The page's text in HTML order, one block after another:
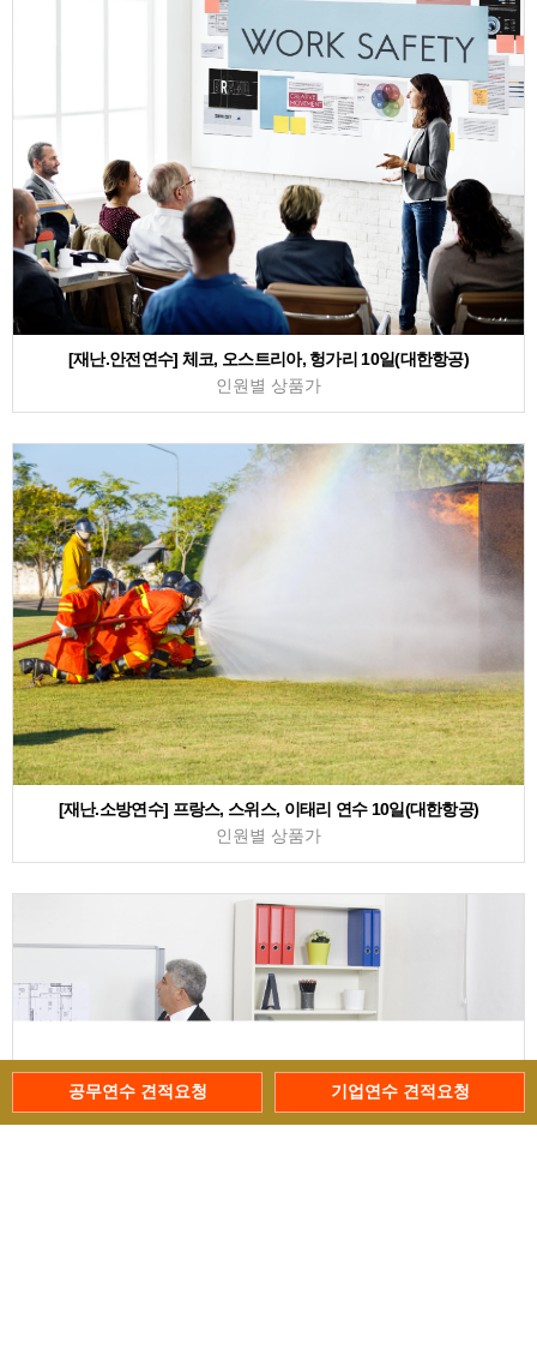
[재난.안전연수] 체코, 오스트리아, 헝가리 10일(대한항공)
인원별 상품가
[재난.소방연수] 프랑스, 스위스, 이태리 연수 10일(대한항공)
인원별 상품가
공무연수 견적요청 기업연수 견적요청